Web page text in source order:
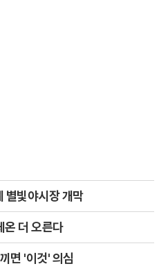
별빛야시장 개막
온 더 오른다
면 '이것' 의심